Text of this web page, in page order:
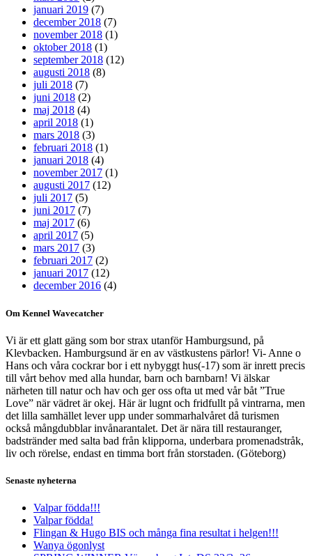
januari 2019 (7)
december 2018 (7)
november 2018 (1)
oktober 2018 (1)
september 2018 (12)
augusti 2018 (8)
juli 2018 (7)
juni 2018 (2)
maj 2018 (4)
april 2018 (1)
mars 2018 (3)
februari 2018 (1)
januari 2018 (4)
november 2017 (1)
augusti 2017 (12)
juli 2017 (5)
juni 2017 (7)
maj 2017 (6)
april 2017 (5)
mars 2017 (3)
februari 2017 (2)
januari 2017 (12)
december 2016 (4)
Om Kennel Wavecatcher
Vi är ett glatt gäng som bor strax utanför Hamburgsund, på
Klevbacken. Hamburgsund är en av västkustens pärlor! Vi- Anne o
Hans och våra cockrar bor i ett nybyggt hus(-17) som är inrett precis
till vårt behov med alla hundar, barn och barnbarn! Vi älskar
närheten till natur och hav och ger oss ofta ut med vår båt ”True
Love” när vädret är okej. Här är lugnt och fridfullt på vintrarna, men
det lilla samhället lever upp under sommarhalvåret då turismen
också mångdubblar invånarantalet. Det är nära till restauranger,
badstränder med salta bad från klipporna, underbara promenadstråk,
liv och rörelse, endast en timma bort från storstaden. (Göteborg)
Senaste nyheterna
Valpar födda!!!
Valpar födda!
Flingan & Hugo BIS och många fina resultat i helgen!!!
Wanya ögonlyst